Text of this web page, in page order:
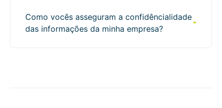
Como vocês asseguram a confidêncialidade
das informações da minha empresa?
Frete 06/08/2026